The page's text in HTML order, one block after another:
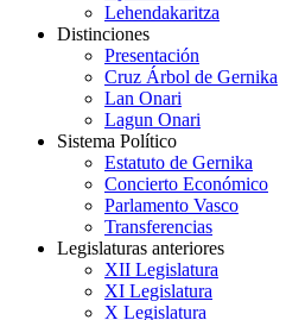
Lehendakaritza
Distinciones
Presentación
Cruz Árbol de Gernika
Lan Onari
Lagun Onari
Sistema Político
Estatuto de Gernika
Concierto Económico
Parlamento Vasco
Transferencias
Legislaturas anteriores
XII Legislatura
XI Legislatura
X Legislatura